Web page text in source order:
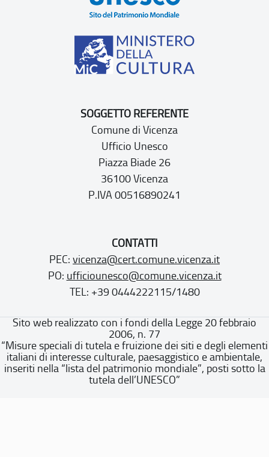
SOGGETTO REFERENTE
Comune di Vicenza
Ufficio Unesco
Piazza Biade 26
36100 Vicenza
P.IVA 00516890241
CONTATTI
PEC: vicenza@cert.comune.vicenza.it
PO: ufficiounesco@comune.vicenza.it
TEL: +39 0444222115/1480
Sito web realizzato con i fondi della Legge 20 febbraio
2006, n. 77
“Misure speciali di tutela e fruizione dei siti e degli elementi
italiani di interesse culturale, paesaggistico e ambientale,
inseriti nella “lista del patrimonio mondiale”, posti sotto la
tutela dell’UNESCO”